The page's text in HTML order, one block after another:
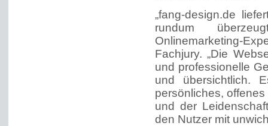
„fang-design.de
rundum
Onlinemarketing-
Fachjury. „Die
und professionelle
und übersichtlich.
persönliches,
und der
den Nutzer mit